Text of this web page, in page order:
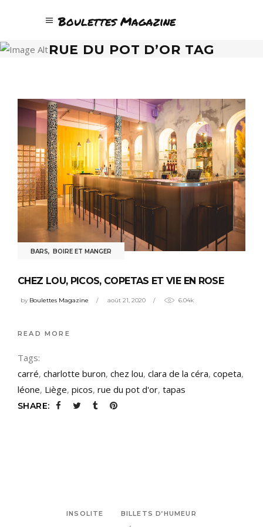
Boulettes Magazine
RUE DU POT D’OR TAG
BARS, BOIRE ET MANGER
CHEZ LOU, PICOS, COPETAS ET VIE EN ROSE
by Boulettes Magazine août 21, 2020 6.04k
READ MORE
Tags:
carré, charlotte buron, chez lou, clara de la céra, copeta,
léone, Liège, picos, rue du pot d'or, tapas
SHARE:
INSOLITE
BILLETS D’HUMEUR